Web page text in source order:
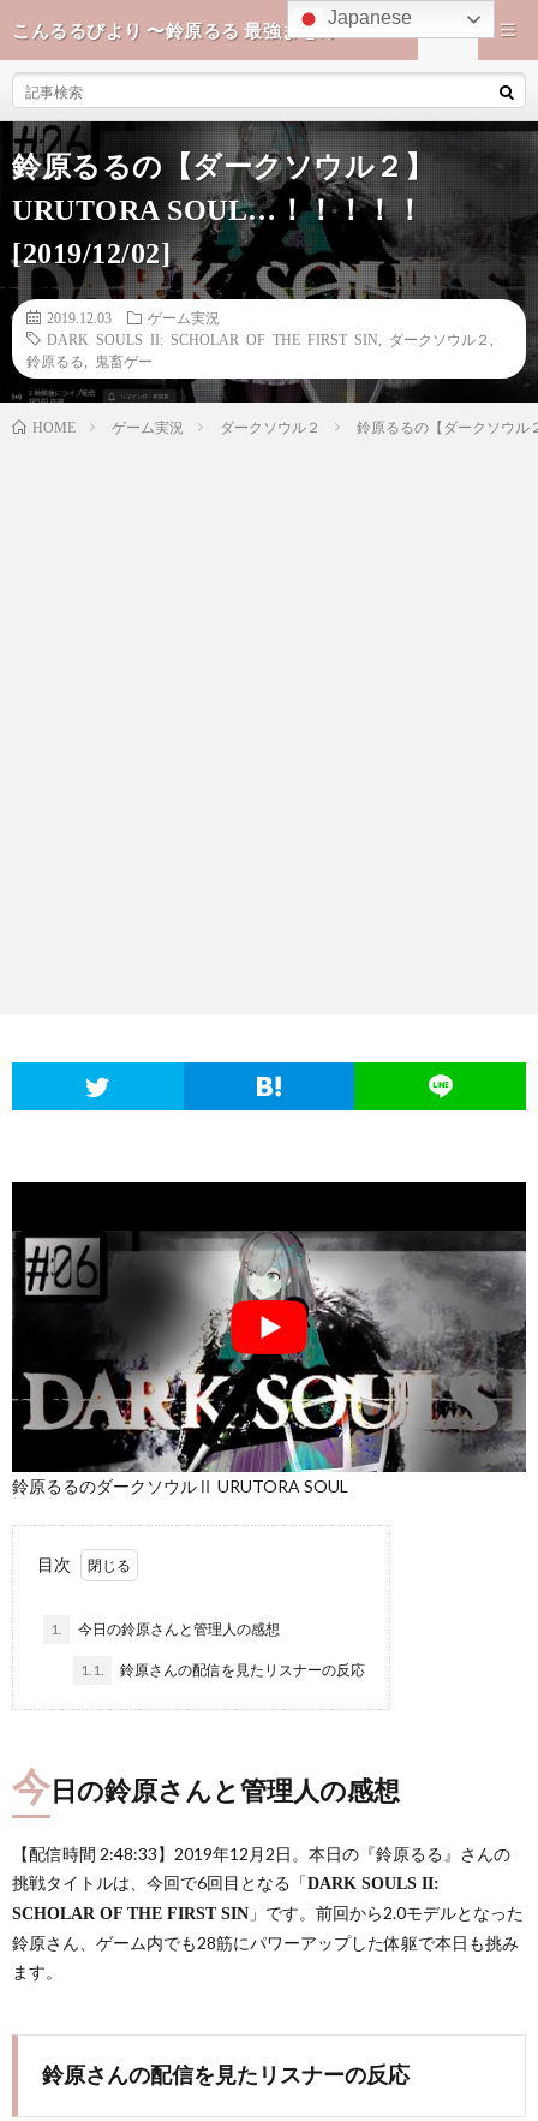
こんるるびより 〜鈴原るる 最強まとめ〜
鈴原るるの【ダークソウル２】
URUTORA SOUL…！！！！！
[2019/12/02]
2019.12.03
ゲーム実況
DARK SOULS II: SCHOLAR OF THE FIRST SIN
ダークソウル２
鈴原るる
鬼畜ゲー
HOME ゲーム実況 ダークソウル２ 鈴原るるの【ダークソウル
鈴原るるのダークソウルⅡ URUTORA SOUL
目次
1. 今日の鈴原さんと管理人の感想
1.1. 鈴原さんの配信を見たリスナーの反応
今日の鈴原さんと管理人の感想
【配信時間 2:48:33】2019年12月2日。本日の『鈴原るる』さんの
挑戦タイトルは、今回で6回目となる「DARK SOULS II:
SCHOLAR OF THE FIRST SIN 」です。前回から2.0モデルとなった
鈴原さん、ゲーム内でも28筋にパワーアップした体躯で本日も挑み
ます。
鈴原さんの配信を見たリスナーの反応
Japanese